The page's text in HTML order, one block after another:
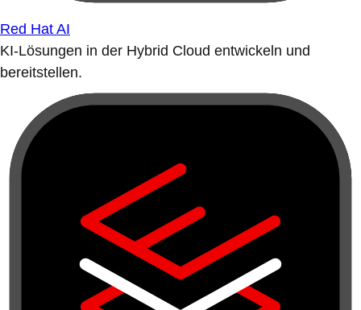
Red Hat AI
KI-Lösungen in der Hybrid Cloud entwickeln und
bereitstellen.